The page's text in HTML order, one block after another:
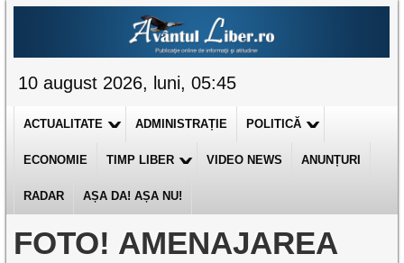
10 august 2026, luni, 05:45
ACTUALITATE ADMINISTRAȚIE POLITICĂ
ECONOMIE TIMP LIBER VIDEO NEWS ANUNȚURI
RADAR AȘA DA! AȘA NU!
FOTO! AMENAJAREA